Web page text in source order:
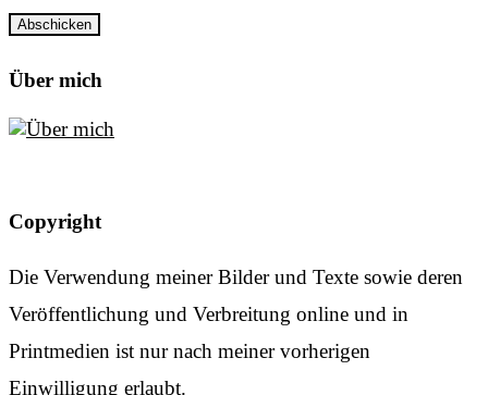
Über mich
Copyright
Die Verwendung meiner Bilder und Texte sowie deren
Veröffentlichung und Verbreitung online und in
Printmedien ist nur nach meiner vorherigen
Einwilligung erlaubt.